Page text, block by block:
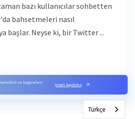
Tweetleri ve beğenileri
Şimdi Kaydolun
bazı kullanıcılar sohbetten
bahsetmeleri nasıl
başlar. Neyse ki, bir Twitter ...
Türkçe